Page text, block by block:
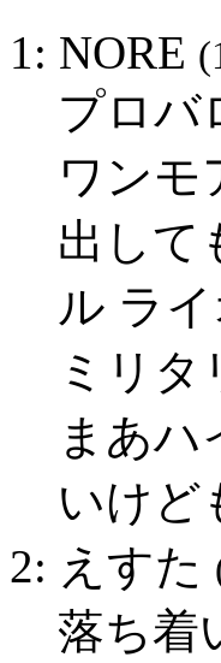
1: NORE
プロバ
ワンモ
出して
ル ラ
ミリタ
まあ
いけど
2: えすた
落ち着